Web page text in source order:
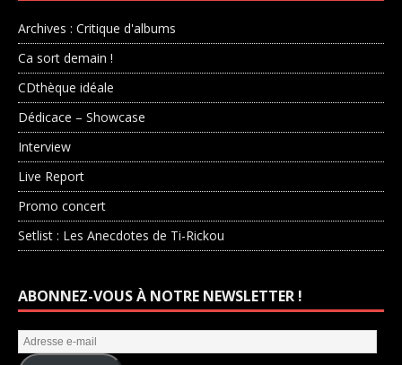
Archives : Critique d'albums
Ca sort demain !
CDthèque idéale
Dédicace – Showcase
Interview
Live Report
Promo concert
Setlist : Les Anecdotes de Ti-Rickou
ABONNEZ-VOUS À NOTRE NEWSLETTER !